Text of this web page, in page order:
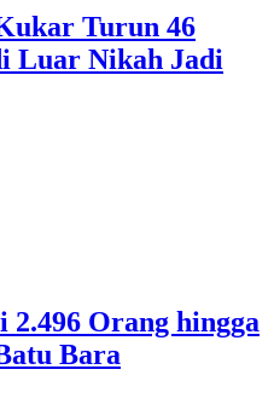
Turun 46
Luar Nikah Jadi
Orang hingga
Bara